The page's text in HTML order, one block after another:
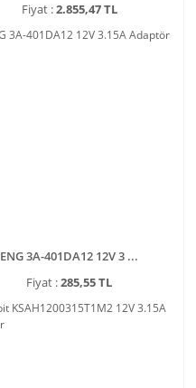
Fiyat :2.855,47 TL
ENG 3A-401DA12 12V 3 ...
Fiyat :285,55 TL